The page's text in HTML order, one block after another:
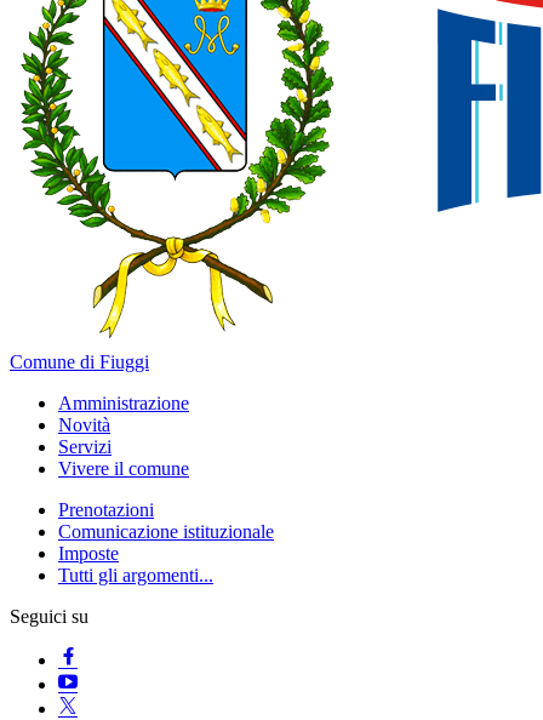
Comune di Fiuggi
Amministrazione
Novità
Servizi
Vivere il comune
Prenotazioni
Comunicazione istituzionale
Imposte
Tutti gli argomenti...
Seguici su